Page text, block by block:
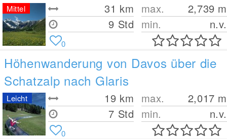
31 km
9 Std
max. 2,739 m
min.
n.v.
Mittel
0
Höhenwanderung von Davos über die
Schatzalp nach Glaris
19 km
7 Std
max. 2,017 m
min.
n.v.
Leicht
0